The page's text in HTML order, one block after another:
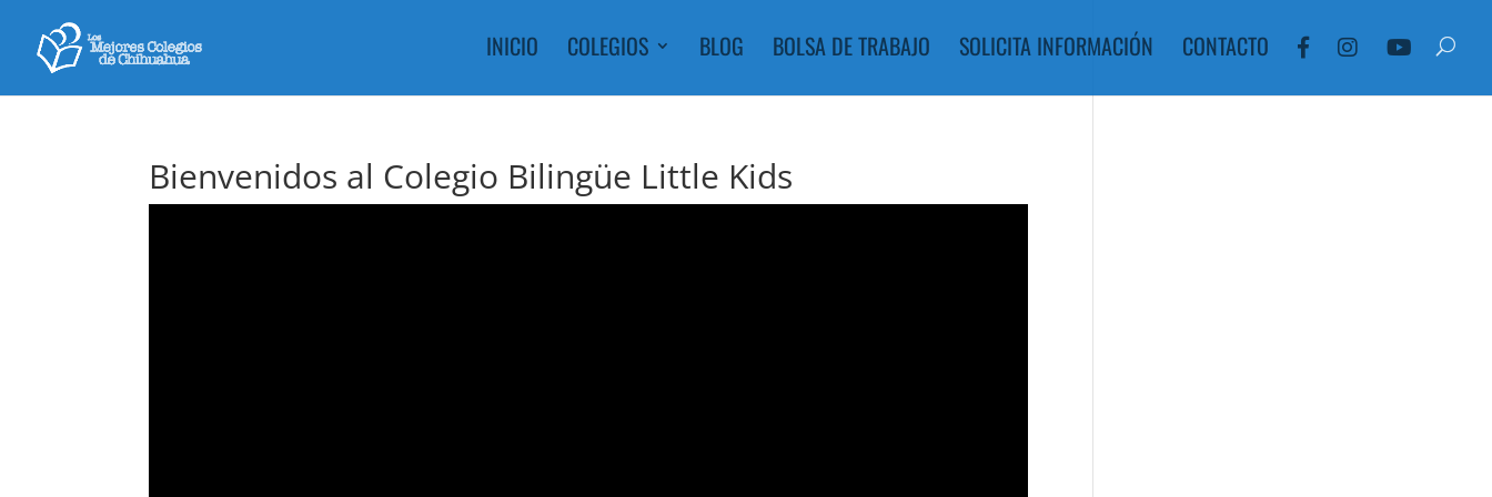
INICIO COLEGIOS BLOG BOLSA DE TRABAJO SOLICITA INFORMACIÓN CONTACTO
Bienvenidos al Colegio Bilingüe Little Kids